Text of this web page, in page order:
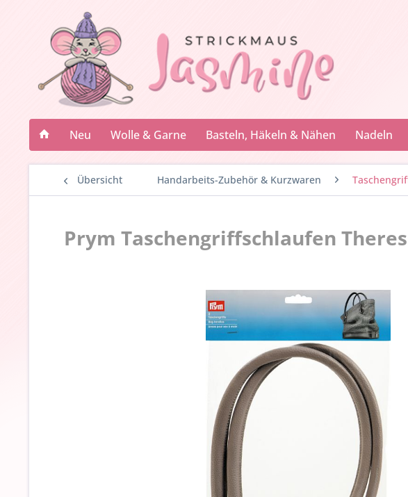
Neu Wolle & Garne Basteln, Häkeln & Nähen Nadeln
Übersicht Handarbeits-Zubehör & Kurzwaren
Prym Taschengriffschlaufen